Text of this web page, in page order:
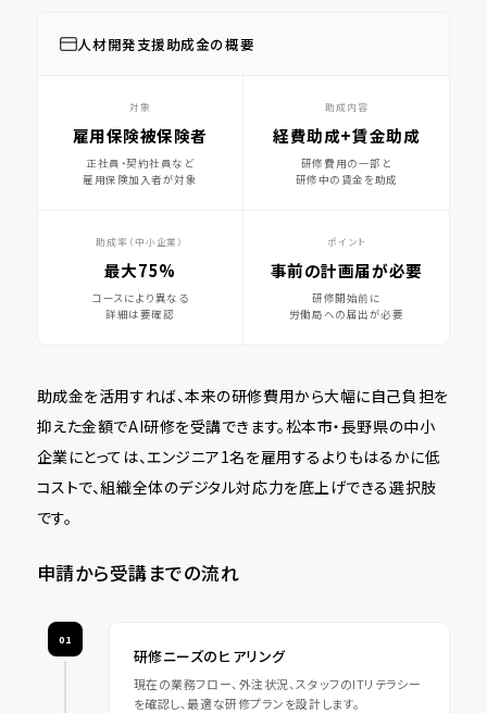
人材開発支援助成金の概要
対象
雇用保険被保険者
正社員・契約社員など
雇用保険加入者が対象
助成内容
経費助成+賃金助成
研修費用の一部と
研修中の賃金を助成
助成率（中小企業）
最大75%
コースにより異なる
詳細は要確認
ポイント
事前の計画届が必要
研修開始前に
労働局への届出が必要
助成金を活用すれば、本来の研修費用から大幅に自己負担を
抑えた金額でAI研修を受講できます。松本市・長野県の中小
企業にとっては、エンジニア1名を雇用するよりもはるかに低
コストで、組織全体のデジタル対応力を底上げできる選択肢
です。
申請から受講までの流れ
01
研修ニーズのヒアリング
現在の業務フロー、外注状況、スタッフのITリテラシー
を確認し、最適な研修プランを設計します。